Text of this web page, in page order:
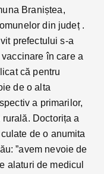
Braniștea,
din județ .
prefectului s-a
în care a
că pentru
de o alta
a primarilor,
Doctorița a
de o anumita
”avem nevoie de
alaturi de medicul